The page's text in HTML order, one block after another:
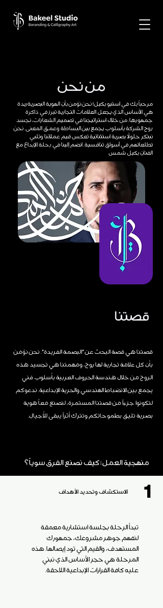
من نحن
مرحباً بك في استيو بكيل! نحن نؤمن بأن الهوية البصريةريدة
هي الأساس الذي يجعل العلامات التجارية تبرز في ذاكرة
جمهورها. من خلال استراتيجنا في تصميم الشعارات، نجسد
روح الشركة بأسلوب يجمع بين البساطة وعمق المعنى. نحن
نبتكر حلولاً بصرية استثنائية تعكس قيم عملائنا وتلبي
تطلعاتهم في أسواق تنافسية. انضم إلينا في رحلة الإبداع مع
الفنان بكيل شمس
قصتنا
قصتنا هي قصة البحث عن "البصمة الفريدة". نحن نؤمن
بأن كل علامة تجارية لها روح، ومهمتنا هي تجسيد هذه
الروح من خلال هندسة الحروف العربية بأسلوب فني
يجمع بين الانضباط الهندسي والحرية الإبداعية. ندعوكم
لتكونوا جزءاً من قصتنا المستمرة، لنصنع معاً هوية
بصرية تليق بطموحاتكم وتترك أثراً يبقى للأجيال.
منهجية العمل: كيف نصنع الفرق سوياً؟
1 الاستكشاف وتحديد الأهداف
تبدأ الرحلة بجلسة استشارية معمقة
لنفهم جوهر مشروعك، جمهورك
المستهدف، والقيم التي تود إيصالها. هذه
المرحلة هي حجر الأساس الذي نبني
عليه كافة القرارات الإبداعية اللاحقة.